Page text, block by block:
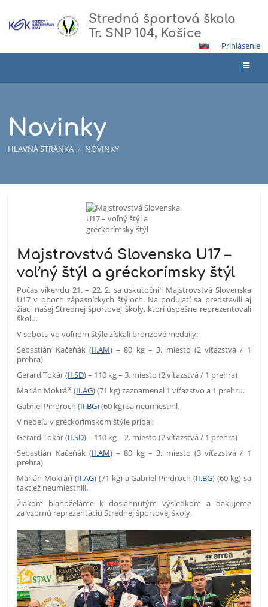
Stredná športová škola
Tr. SNP 104, Košice
Prihlásenie
Novinky
HLAVNÁ STRÁNKA / NOVINKY
Majstrovstvá Slovenska U17 –
voľný štýl a gréckorímsky štýl
Počas víkendu 21. – 22. 2. sa uskutočnili Majstrovstvá Slovenska
U17 v oboch zápasníckych štýloch. Na podujatí sa predstavili aj
žiaci našej Strednej športovej školy, ktorí úspešne reprezentovali
školu.
V sobotu vo voľnom štýle získali bronzové medaily:
Sebastián Kačeňák (II.AM) – 80 kg – 3. miesto (2 víťazstvá / 1
prehra)
Gerard Tokár (II.SD) – 110 kg – 3. miesto (2 víťazstvá / 1 prehra)
Marián Mokráň (II.AG) (71 kg) zaznamenal 1 víťazstvo a 1 prehru.
Gabriel Pindroch (II.BG) (60 kg) sa neumiestnil.
V nedeľu v gréckorímskom štýle pridal:
Gerard Tokár (II.SD) – 110 kg – 2. miesto (2 víťazstvá / 1 prehra)
Sebastián Kačeňák (II.AM) – 80 kg – 3. miesto (3 víťazstvá / 1
prehra)
Marián Mokráň (II.AG) (71 kg) a Gabriel Pindroch (II.BG) (60 kg) sa
taktiež neumiestnili.
Žiakom blahoželáme k dosiahnutým výsledkom a ďakujeme
za vzornú reprezentáciu Strednej športovej školy.